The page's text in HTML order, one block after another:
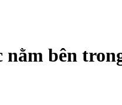
nằm bên